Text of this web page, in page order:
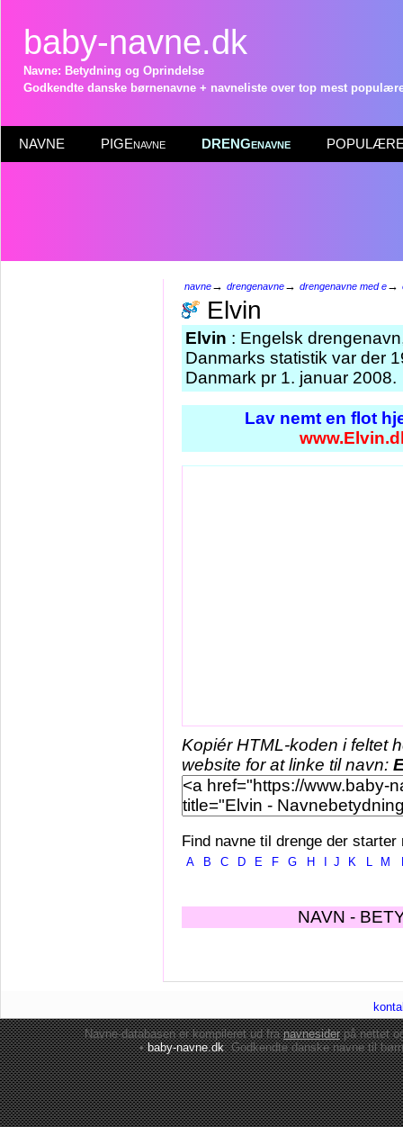
baby-navne.dk
Navne: Betydning og Oprindelse
Godkendte danske børnenavne + navneliste over top mest
NAVNE PIGEnavne DRENGenavne POPULÆRE
navne→ drengenavne→ drengenavne med e→
Elvin
Elvin : Engelsk
Danmarks statistik var der
Danmark pr 1. januar 2008.
Lav nemt en flot
Kopiér HTML-koden i feltet
website for at linke til navn:
Find navne til drenge der starter
A B C D E F G H J K L M
NAVN -
Navne-databasen er kompileret ud franavnesiderpå nettet
•baby-navne.dk: Godkendte danskenavne til børn